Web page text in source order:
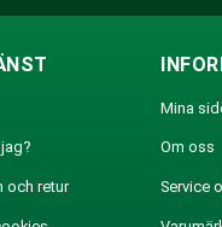
och retur
Mina
Om oss
Service